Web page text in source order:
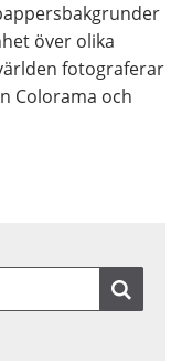
över olika
fotograferar
Colorama och